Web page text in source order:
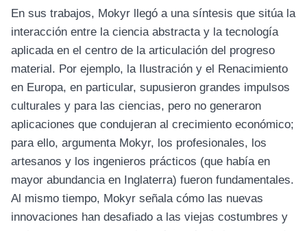
En sus trabajos, Mokyr llegó a una síntesis que sitúa la
interacción entre la ciencia abstracta y la tecnología
aplicada en el centro de la articulación del progreso
material. Por ejemplo, la Ilustración y el Renacimiento
en Europa, en particular, supusieron grandes impulsos
culturales y para las ciencias, pero no generaron
aplicaciones que condujeran al crecimiento económico;
para ello, argumenta Mokyr, los profesionales, los
artesanos y los ingenieros prácticos (que había en
mayor abundancia en Inglaterra) fueron fundamentales.
Al mismo tiempo, Mokyr señala cómo las nuevas
innovaciones han desafiado a las viejas costumbres y